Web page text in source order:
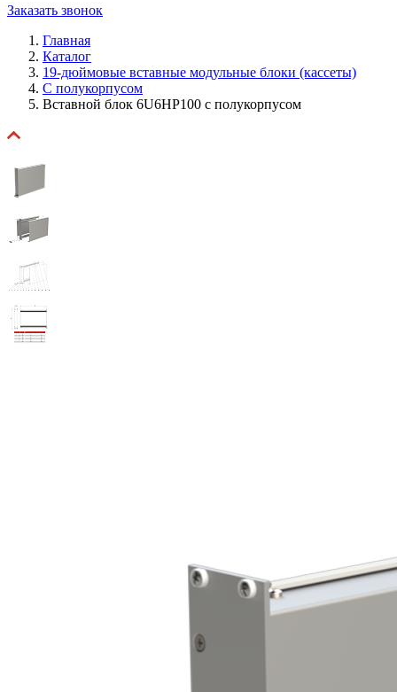
Заказать звонок
Главная
Каталог
19-дюймовые вставные модульные блоки (кассеты)
С полукорпусом
Вставной блок 6U6HP100 с полукорпусом